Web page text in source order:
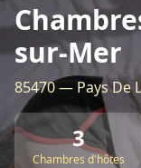
sur-Mer
85470 — Pays De
3
Chambres d'hôtes